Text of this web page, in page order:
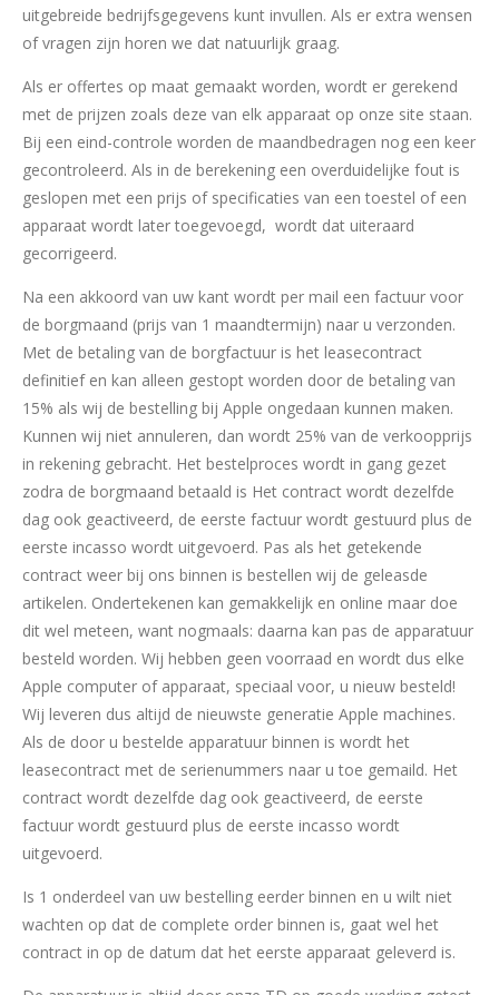
uitgebreide bedrijfsgegevens kunt invullen. Als er extra wensen
of vragen zijn horen we dat natuurlijk graag.
Als er offertes op maat gemaakt worden, wordt er gerekend
met de prijzen zoals deze van elk apparaat op onze site staan.
Bij een eind-controle worden de maandbedragen nog een keer
gecontroleerd. Als in de berekening een overduidelijke fout is
geslopen met een prijs of specificaties van een toestel of een
apparaat wordt later toegevoegd, wordt dat uiteraard
gecorrigeerd.
Na een akkoord van uw kant wordt per mail een factuur voor
de borgmaand (prijs van 1 maandtermijn) naar u verzonden.
Met de betaling van de borgfactuur is het leasecontract
definitief en kan alleen gestopt worden door de betaling van
15% als wij de bestelling bij Apple ongedaan kunnen maken.
Kunnen wij niet annuleren, dan wordt 25% van de verkoopprijs
in rekening gebracht. Het bestelproces wordt in gang gezet
zodra de borgmaand betaald is Het contract wordt dezelfde
dag ook geactiveerd, de eerste factuur wordt gestuurd plus de
eerste incasso wordt uitgevoerd. Pas als het getekende
contract weer bij ons binnen is bestellen wij de geleasde
artikelen. Ondertekenen kan gemakkelijk en online maar doe
dit wel meteen, want nogmaals: daarna kan pas de apparatuur
besteld worden. Wij hebben geen voorraad en wordt dus elke
Apple computer of apparaat, speciaal voor, u nieuw besteld!
Wij leveren dus altijd de nieuwste generatie Apple machines.
Als de door u bestelde apparatuur binnen is wordt het
leasecontract met de serienummers naar u toe gemaild. Het
contract wordt dezelfde dag ook geactiveerd, de eerste
factuur wordt gestuurd plus de eerste incasso wordt
uitgevoerd.
Is 1 onderdeel van uw bestelling eerder binnen en u wilt niet
wachten op dat de complete order binnen is, gaat wel het
contract in op de datum dat het eerste apparaat geleverd is.